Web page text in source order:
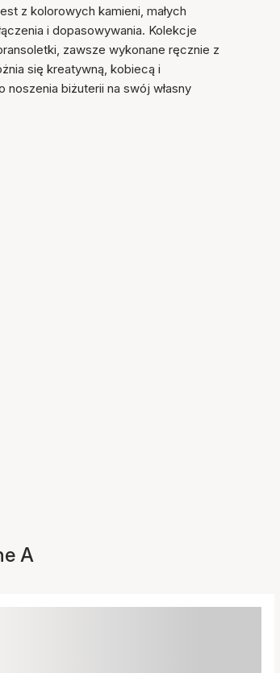
z kolorowych kamieni, małych
i dopasowywania. Kolekcje
zawsze wykonane ręcznie z
się kreatywną, kobiecą i
biżuterii na swój własny
A